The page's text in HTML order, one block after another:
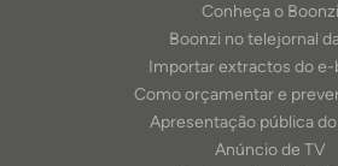
Conheça o Boonzi
Boonzi no telejornal
Importar extractos do e-
Como orçamentar e
Apresentação pública
Anúncio de TV